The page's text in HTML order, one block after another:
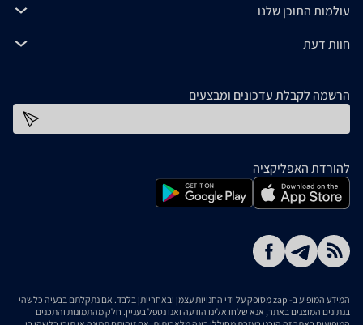
עולמות התוכן שלנו
חוות דעת
הרשמה לקבלת עדכונים ומבצעים
להורדת האפליקציה
המידע המופיע ב- zap מסופק על ידי החנויות עצמן ובאחריותן בלבד. אם נתקלתם בבעיה כלשהי
בנתונים המוצגים באתר, אנא שלחו אלינו הודעה ואנו נטפל בעניין. חלק מהתמונות והתכנים